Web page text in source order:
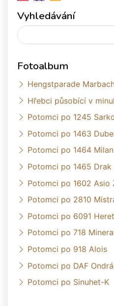
Vyhledávání
Fotoalbum
Hengstparade
Hřebci působící v
Potomci po 1245
Potomci po 1463
Potomci po 1464 Milan
Potomci po 1465 Drak
Potomci po 1602 Asio
Potomci po 2810
Potomci po 6091
Potomci po 718
Potomci po 918 Alois
Potomci po DAF
Potomci po Sinuhet-K